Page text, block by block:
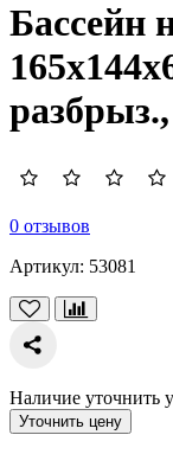
Бассейн
0 отзывов
Артикул: 53081
Наличие уточнить
Уточнить цену